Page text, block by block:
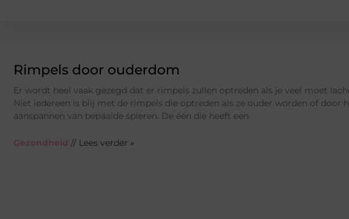
Rimpels door ouderdom
Er wordt heel vaak gezegd dat er rimpels zullen optreden als je veel moet
Niet iedereen is blij met de rimpels die optreden als ze ouder worden of door
aanspannen van bepaalde spieren. De één die heeft een
Gezondheid // Lees verder »